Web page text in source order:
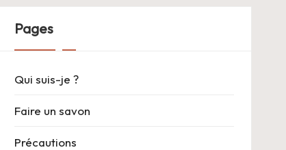
Pages
Qui suis-je ?
Faire un savon
Précautions